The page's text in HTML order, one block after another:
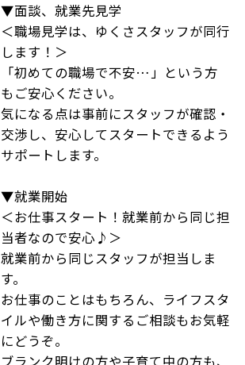
▼面談、就業先見学
＜職場見学は、ゆくさスタッフが同行
します！＞
「初めての職場で不安…」という方
もご安心ください。
気になる点は事前にスタッフが確認・
交渉し、安心してスタートできるよう
サポートします。
▼就業開始
＜お仕事スタート！就業前から同じ担
当者なので安心♪＞
就業前から同じスタッフが担当しま
す。
お仕事のことはもちろん、ライフスタ
イルや働き方に関するご相談もお気軽
にどうぞ。
ブランク明けの方や子育て中の方も、